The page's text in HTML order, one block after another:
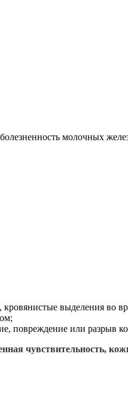
молочных
выделения во
повреждение или разрыв
чувствительность,